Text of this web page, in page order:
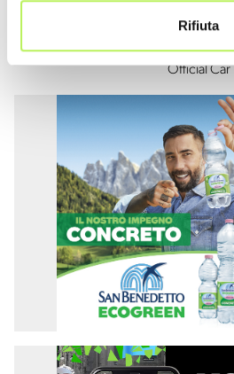
Rifiuta
Official Car